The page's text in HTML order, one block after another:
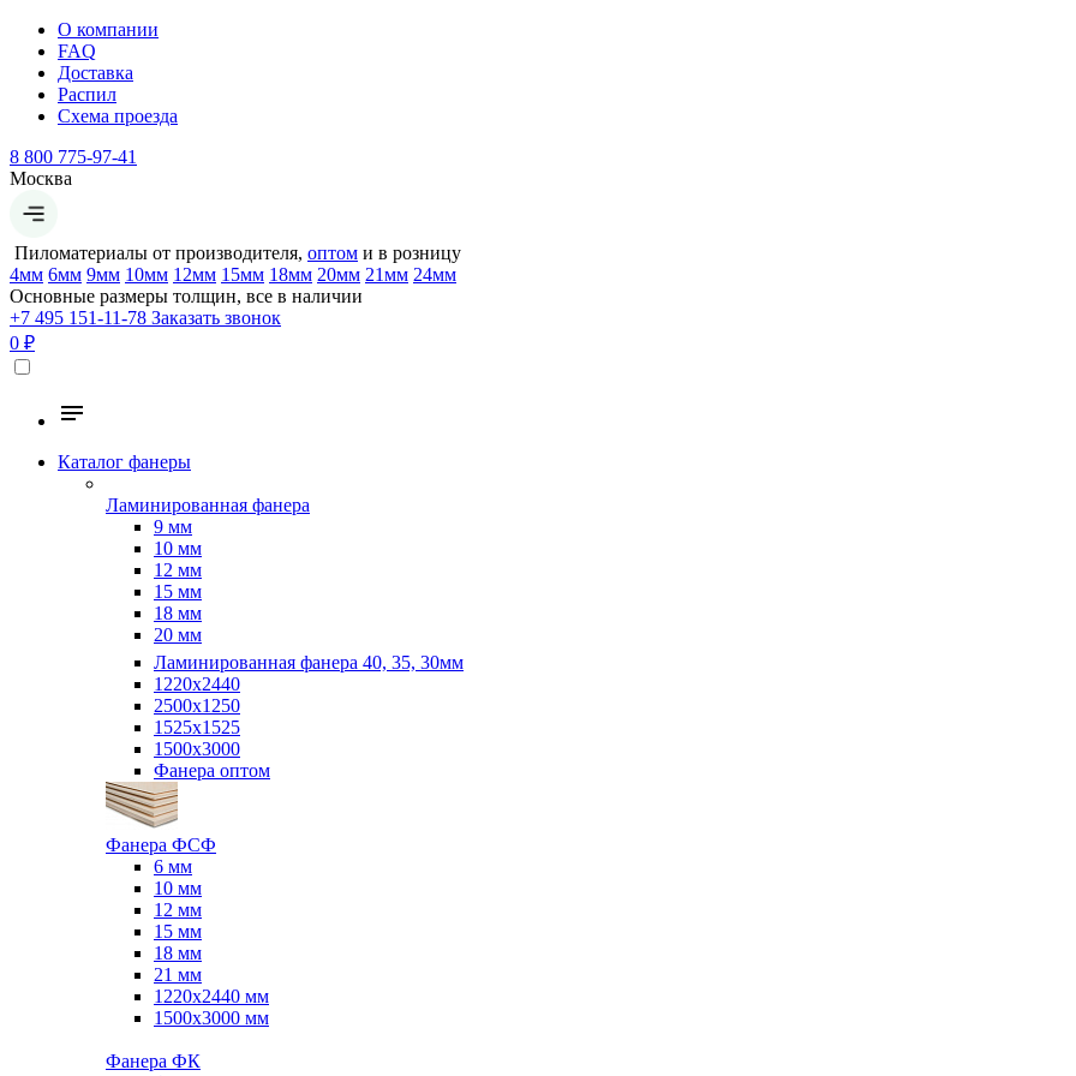
О компании
FAQ
Доставка
Распил
Схема проезда
8 800 775-97-41
Москва
Пиломатериалы от производителя, оптом и в розницу
4мм 6мм 9мм 10мм 12мм 15мм 18мм 20мм 21мм 24мм
Основные размеры толщин, все в наличии
+7 495 151-11-78 Заказать звонок
0 ₽
Каталог фанеры
Ламинированная фанера
9 мм
10 мм
12 мм
15 мм
18 мм
20 мм
Ламинированная фанера 40, 35, 30мм
1220x2440
2500x1250
1525x1525
1500x3000
Фанера оптом
Фанера ФСФ
6 мм
10 мм
12 мм
15 мм
18 мм
21 мм
1220х2440 мм
1500х3000 мм
Фанера ФК